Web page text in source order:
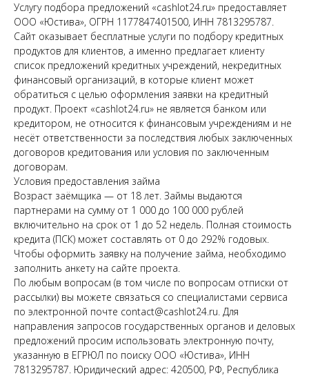
Услугу подбора предложений «cashlot24.ru» предоставляет
ООО «Юстива», ОГРН 1177847401500, ИНН 7813295787.
Сайт оказывает бесплатные услуги по подбору кредитных
продуктов для клиентов, а именно предлагает клиенту
список предложений кредитных учреждений, некредитных
финансовый организаций, в которые клиент может
обратиться с целью оформления заявки на кредитный
продукт. Проект «cashlot24.ru» не является банком или
кредитором, не относится к финансовым учреждениям и не
несёт ответственности за последствия любых заключенных
договоров кредитования или условия по заключенным
договорам.
Условия предоставления займа
Возраст заёмщика — от 18 лет. Займы выдаются
партнерами на сумму от 1 000 до 100 000 рублей
включительно на срок от 1 до 52 недель. Полная стоимость
кредита (ПСК) может составлять от 0 до 292% годовых.
Чтобы оформить заявку на получение займа, необходимо
заполнить анкету на сайте проекта.
По любым вопросам (в том числе по вопросам отписки от
рассылки) вы можете связаться со специалистами сервиса
по электронной почте contact@cashlot24.ru. Для
направления запросов государственных органов и деловых
предложений просим использовать электронную почту,
указанную в ЕГРЮЛ по поиску ООО «Юстива», ИНН
7813295787. Юридический адрес: 420500, РФ, Республика